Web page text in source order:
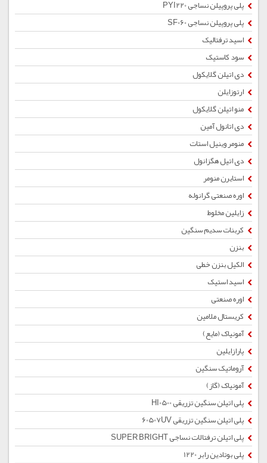
پلی پروپیلن نساجی PYI220
پلی پروپیلن نساجی SF060
اسید ترفتالیک
سود کاستیک
دی اتیلن گلایکول
ارتوزایلن
منو اتیلن گلایکول
دی اتانول آمین
منومر وینیل استات
دی اتیل هگزانول
استایرن منومر
اوره صنعتی گرانوله
زایلین مخلوط
کربنات سدیم سنگین
بنزن
الکیل بنزن خطی
اسید استیک
اوره صنعتی
کریستال ملامین
آمونیاک (مایع)
پارازایلین
آروماتیک سنگین
آمونیاک (گاز)
پلی اتیلن سنگین تزریقی HI0500
پلی اتیلن سنگین تزریقی 60507UV
پلی اتیلن ترفتالات نساجی SUPER BRIGHT
پلی بوتادین رابر 1220